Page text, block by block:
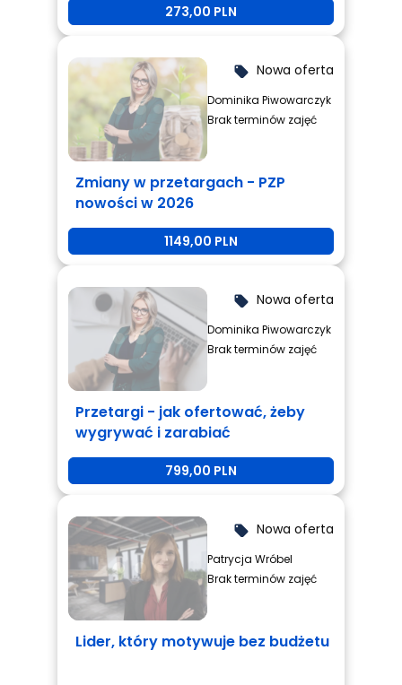
273,00 PLN
local_offer Nowa oferta
Dominika Piwowarczyk
Brak terminów zajęć
Zmiany w przetargach - PZP
nowości w 2026
1149,00 PLN
local_offer Nowa oferta
Dominika Piwowarczyk
Brak terminów zajęć
Przetargi - jak ofertować, żeby
wygrywać i zarabiać
799,00 PLN
local_offer Nowa oferta
Patrycja Wróbel
Brak terminów zajęć
Lider, który motywuje bez budżetu